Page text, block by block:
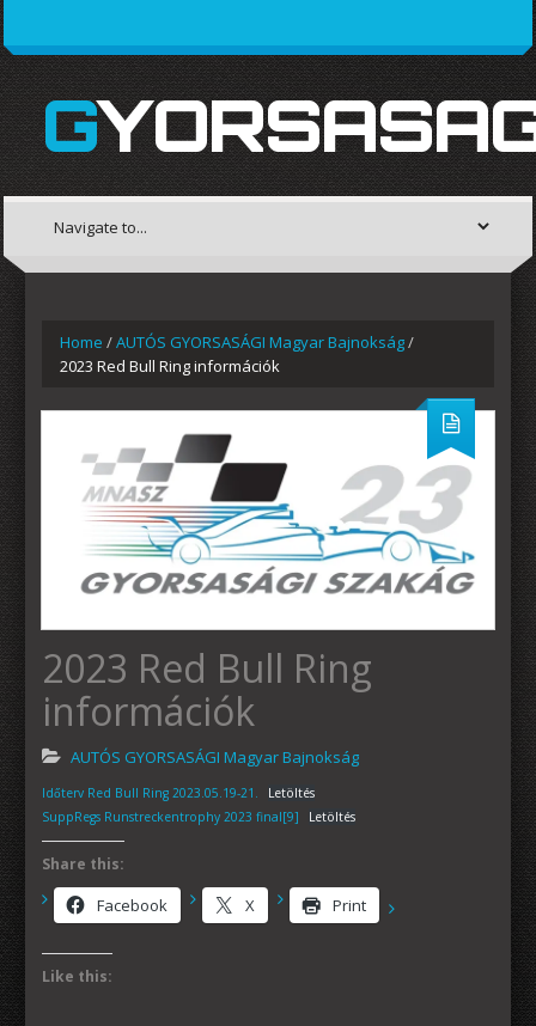
Home /AUTÓS GYORSASÁGI Magyar Bajnokság/
2023 Red Bull Ring információk
2023 Red Bull Ring
információk
AUTÓS GYORSASÁGI Magyar Bajnokság
Időterv Red Bull Ring 2023.05.19-21.
Letöltés
SuppRegs Runstreckentrophy 2023 final[9]
Letöltés
Share this:
Facebook X Print
Like this: